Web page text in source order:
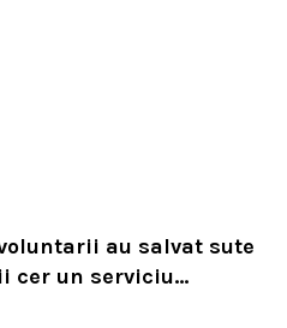
au salvat sute
cer un serviciu